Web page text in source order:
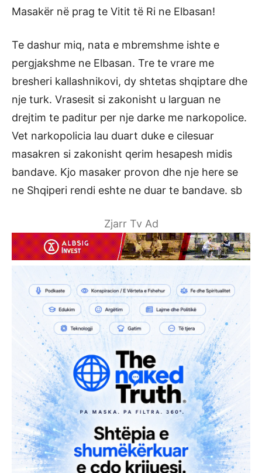
Masakër në prag te Vitit të Ri ne Elbasan!
Te dashur miq, nata e mbremshme ishte e
pergjakshme ne Elbasan. Tre te vrare me
bresheri kallashnikovi, dy shtetas shqiptare dhe
nje turk. Vrasesit si zakonisht u larguan ne
drejtim te paditur per nje darke me narkopolice.
Vet narkopolicia lau duart duke e cilesuar
masakren si zakonisht qerim hesapesh midis
bandave. Kjo masaker provon dhe nje here se
ne Shqiperi rendi eshte ne duar te bandave. sb
Zjarr Tv Ad